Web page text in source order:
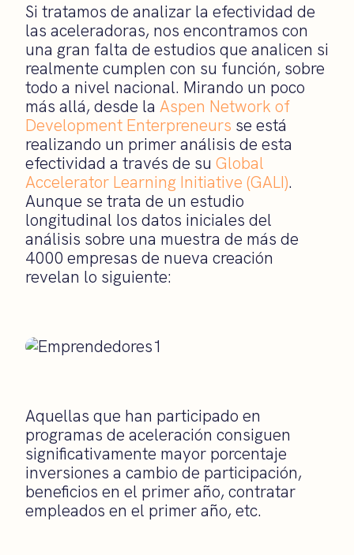
Si tratamos de analizar la efectividad de
las aceleradoras, nos encontramos con
una gran falta de estudios que analicen si
realmente cumplen con su función, sobre
todo a nivel nacional. Mirando un poco
más allá, desde la Aspen Network of
Development Enterpreneurs se está
realizando un primer análisis de esta
efectividad a través de su Global
Accelerator Learning Initiative (GALI).
Aunque se trata de un estudio
longitudinal los datos iniciales del
análisis sobre una muestra de más de
4000 empresas de nueva creación
revelan lo siguiente:
Aquellas que han participado en
programas de aceleración consiguen
significativamente mayor porcentaje
inversiones a cambio de participación,
beneficios en el primer año, contratar
empleados en el primer año, etc.